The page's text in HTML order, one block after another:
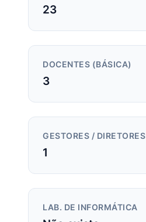
23
DOCENTES (BÁSICA)
3
GESTORES / DIRETORES
1
LAB. DE INFORMÁTICA